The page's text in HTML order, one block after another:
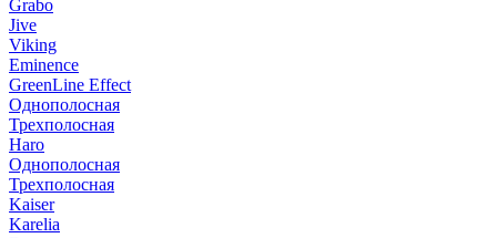
Grabo
Jive
Viking
Eminence
GreenLine Effect
Однополосная
Трехполосная
Haro
Однополосная
Трехполосная
Kaiser
Karelia